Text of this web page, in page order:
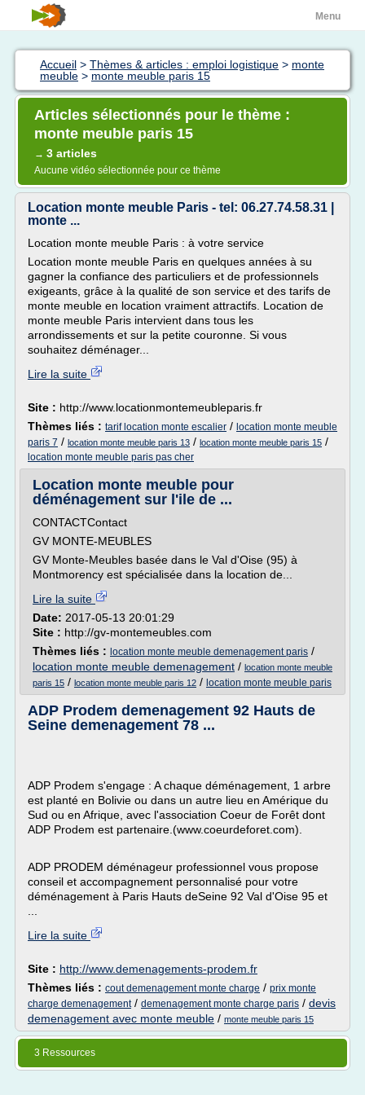
Menu
Accueil > Thèmes & articles : emploi logistique > monte
meuble > monte meuble paris 15
Articles sélectionnés pour le thème :
monte meuble paris 15
→ 3 articles
Aucune vidéo sélectionnée pour ce thème
Location monte meuble Paris - tel: 06.27.74.58.31 |
monte ...
Location monte meuble Paris : à votre service
Location monte meuble Paris en quelques années à su
gagner la confiance des particuliers et de professionnels
exigeants, grâce à la qualité de son service et des tarifs de
monte meuble en location vraiment attractifs. Location de
monte meuble Paris intervient dans tous les
arrondissements et sur la petite couronne. Si vous
souhaitez déménager...
Lire la suite
Site : http://www.locationmontemeubleparis.fr
Thèmes liés : tarif location monte escalier / location monte meuble
paris 7 / location monte meuble paris 13 / location monte meuble paris 15 /
location monte meuble paris pas cher
Location monte meuble pour
déménagement sur l'ile de ...
CONTACTContact
GV MONTE-MEUBLES
GV Monte-Meubles basée dans le Val d'Oise (95) à
Montmorency est spécialisée dans la location de...
Lire la suite
Date: 2017-05-13 20:01:29
Site : http://gv-montemeubles.com
Thèmes liés : location monte meuble demenagement paris /
location monte meuble demenagement / location monte meuble
paris 15 / location monte meuble paris 12 / location monte meuble paris
ADP Prodem demenagement 92 Hauts de
Seine demenagement 78 ...
ADP Prodem s'engage : A chaque déménagement, 1 arbre
est planté en Bolivie ou dans un autre lieu en Amérique du
Sud ou en Afrique, avec l'association Coeur de Forêt dont
ADP Prodem est partenaire.(www.coeurdeforet.com).
ADP PRODEM déménageur professionnel vous propose
conseil et accompagnement personnalisé pour votre
déménagement à Paris Hauts deSeine 92 Val d'Oise 95 et
Lire la suite
Site : http://www.demenagements-prodem.fr
Thèmes liés : cout demenagement monte charge / prix monte
charge demenagement/ demenagement monte charge paris / devis
demenagement avec monte meuble / monte meuble paris 15
3 Ressources